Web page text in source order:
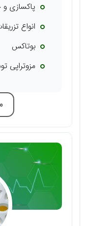
پاکسازی
انواع
بوتاکس
مزوتراپی